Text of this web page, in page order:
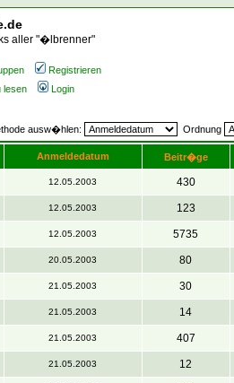
aller "�lbrenner"
Registrieren
lesen Login
ausw�hlen: Ordnung
Anmeldedatum Beitr�ge
12.05.2003 430
12.05.2003 123
12.05.2003 5735
20.05.2003 80
21.05.2003 30
21.05.2003 14
21.05.2003 407
21.05.2003 12